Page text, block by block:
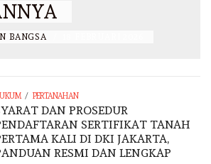
BANGSA
/ PERTANAHAN
DAN PROSEDUR
SERTIFIKAT TANAH
KALI DI DKI JAKARTA,
RESMI DAN LENGKAP